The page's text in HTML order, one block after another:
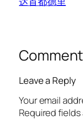
Leave a Reply
Your email
Required